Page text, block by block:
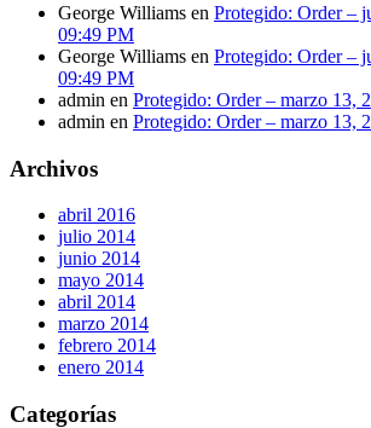
George Williams en Protegido: Order –
09:49 PM
George Williams en Protegido: Order –
09:49 PM
admin en Protegido: Order – marzo 13,
admin en Protegido: Order – marzo 13,
Archivos
abril 2016
julio 2014
junio 2014
mayo 2014
abril 2014
marzo 2014
febrero 2014
enero 2014
Categorías